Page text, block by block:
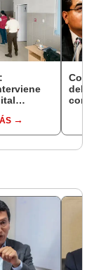
del